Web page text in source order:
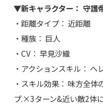
▼新キャラクター： 守護
・距離タイプ： 近距離
・種族： 巨人
・CV： 早見沙織
・アクションスキル： ヘ
・スキル効果： 味方全
プ.×3ターン&近い敵2体